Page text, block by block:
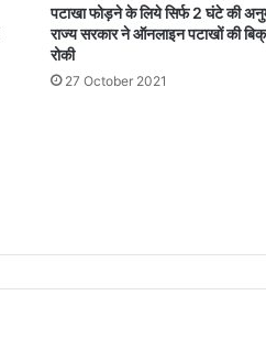
पटाखा फोड़ने के लिये सिर्फ 2 घंटे की
राज्य सरकार ने ऑनलाइन पटाखों की
रोकी
27 October 2021